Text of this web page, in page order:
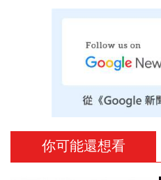
你可能還想看